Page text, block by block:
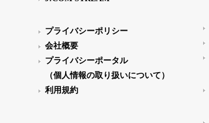
プライバシーポリシー
会社概要
プライバシーポータル
（個人情報の取り扱いについて）
利用規約